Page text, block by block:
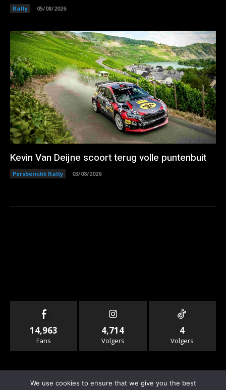
Rally 05/08/2026
Kevin Van Deijne scoort terug volle puntenbuit
Persbericht Rally 03/08/2026
14,963
Fans
4,714
Volgers
4
Volgers
We use cookies to ensure that we give you the best